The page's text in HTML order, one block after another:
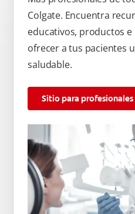
Colgate. Encuentra
educativos, productos
ofrecer a tus pacientes
saludable.
Sitio para profesionales